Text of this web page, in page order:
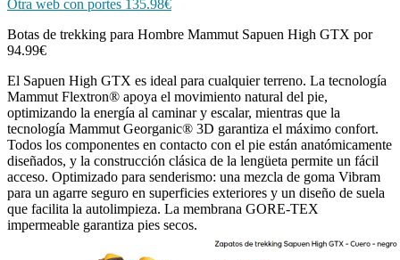
Otra web con portes 135.98€
Botas de trekking para Hombre Mammut Sapuen High GTX por
94.99€
El Sapuen High GTX es ideal para cualquier terreno. La tecnología
Mammut Flextron® apoya el movimiento natural del pie,
optimizando la energía al caminar y escalar, mientras que la
tecnología Mammut Georganic® 3D garantiza el máximo confort.
Todos los componentes en contacto con el pie están anatómicamente
diseñados, y la construcción clásica de la lengüeta permite un fácil
acceso. Optimizado para senderismo: una mezcla de goma Vibram
para un agarre seguro en superficies exteriores y un diseño de suela
que facilita la autolimpieza. La membrana GORE-TEX
impermeable garantiza pies secos.